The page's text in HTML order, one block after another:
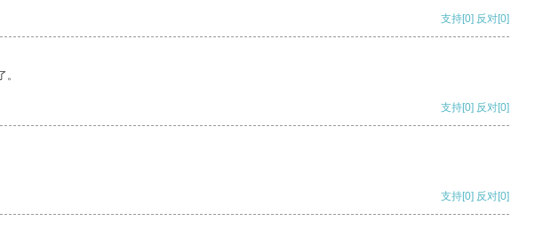
支持[0] 反对[0]
支持[0] 反对[0]
支持[0] 反对[0]